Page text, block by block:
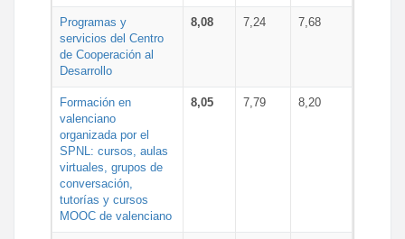
Programas y
servicios del Centro
de Cooperación al
Desarrollo
8,08 7,24 7,68
Formación en
valenciano
organizada por el
SPNL: cursos, aulas
virtuales, grupos de
conversación,
tutorías y cursos
MOOC de valenciano
8,05 7,79 8,20